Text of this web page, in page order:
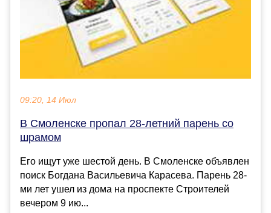
09:20, 14 Июл
В Смоленске пропал 28-летний парень со
шрамом
Его ищут уже шестой день. В Смоленске объявлен
поиск Богдана Васильевича Карасева. Парень 28-
ми лет ушел из дома на проспекте Строителей
вечером 9 ию...